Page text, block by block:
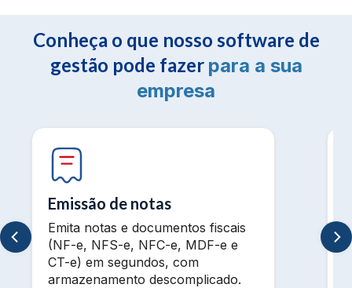
Conheça o que nosso software de
gestão pode fazer para a sua
empresa
Emissão de notas
Emita notas e documentos fiscais
(NF-e, NFS-e, NFC-e, MDF-e e
CT-e) em segundos, com
armazenamento descomplicado.